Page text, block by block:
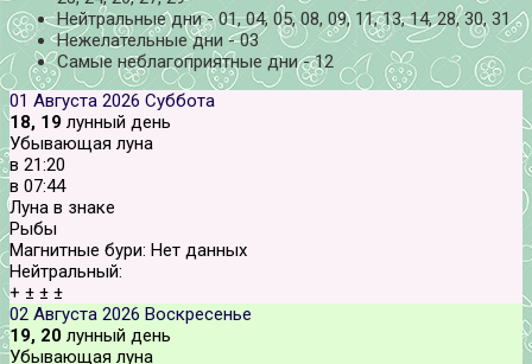
Нейтральные дни - 01, 04, 05, 08, 09, 11, 13, 14, 28, 30, 31
Нежелательные дни - 03
Самые неблагоприятные дни - 12
01 Августа 2026 Суббота
18, 19 лунный день
Убывающая луна
в 21:20
в 07:44
Луна в знаке
Рыбы
Магнитные бури: Нет данных
Нейтральный:
+ ± ± ±
02 Августа 2026 Воскресенье
19, 20 лунный день
Убывающая луна